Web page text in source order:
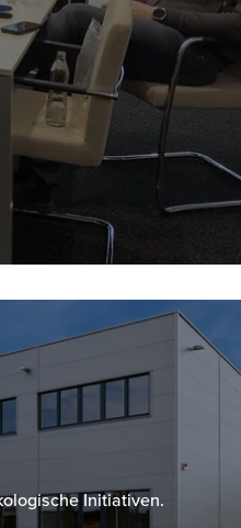
Initiativen.